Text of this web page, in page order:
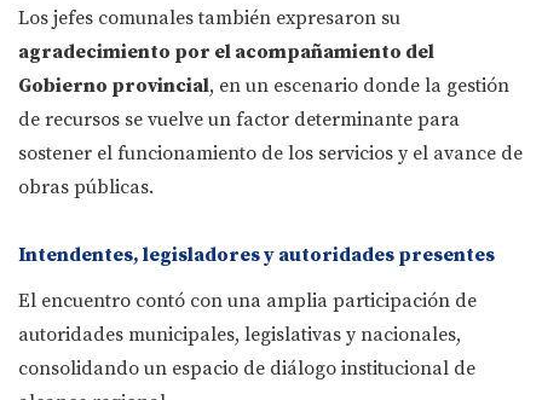
Los jefes comunales también expresaron su
agradecimiento por el acompañamiento del
Gobierno provincial, en un escenario donde la gestión
de recursos se vuelve un factor determinante para
sostener el funcionamiento de los servicios y el avance de
obras públicas.
Intendentes, legisladores y autoridades presentes
El encuentro contó con una amplia participación de
autoridades municipales, legislativas y nacionales,
consolidando un espacio de diálogo institucional de